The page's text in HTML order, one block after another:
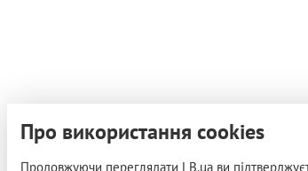
Про використання cookies
Продовжуючи переглядати LB.ua ви